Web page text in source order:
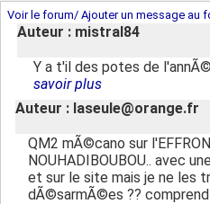
Voir le forum/ Ajouter un message au
Auteur : mistral84
Y a t'il des potes de
savoir plus
Auteur : laseule@orange.fr
QM2 mÃ©cano sur
NOUHADIBOUBOU.. avec
et sur le site mais je ne les
dÃ©sarmÃ©es ??